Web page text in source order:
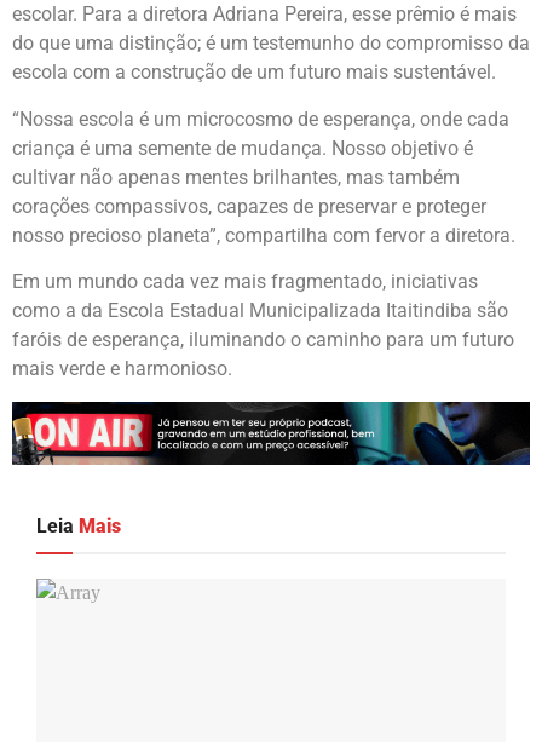
escolar. Para a diretora Adriana Pereira, esse prêmio é mais
do que uma distinção; é um testemunho do compromisso da
escola com a construção de um futuro mais sustentável.
“Nossa escola é um microcosmo de esperança, onde cada
criança é uma semente de mudança. Nosso objetivo é
cultivar não apenas mentes brilhantes, mas também
corações compassivos, capazes de preservar e proteger
nosso precioso planeta”, compartilha com fervor a diretora.
Em um mundo cada vez mais fragmentado, iniciativas
como a da Escola Estadual Municipalizada Itaitindiba são
faróis de esperança, iluminando o caminho para um futuro
mais verde e harmonioso.
Leia Mais